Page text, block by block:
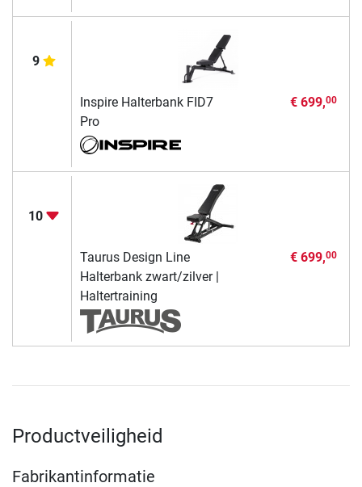
9
Inspire Halterbank FID7
Pro
€ 699,00
10
Taurus Design Line
Halterbank zwart/zilver |
Haltertraining
€ 699,00
Productveiligheid
Fabrikantinformatie